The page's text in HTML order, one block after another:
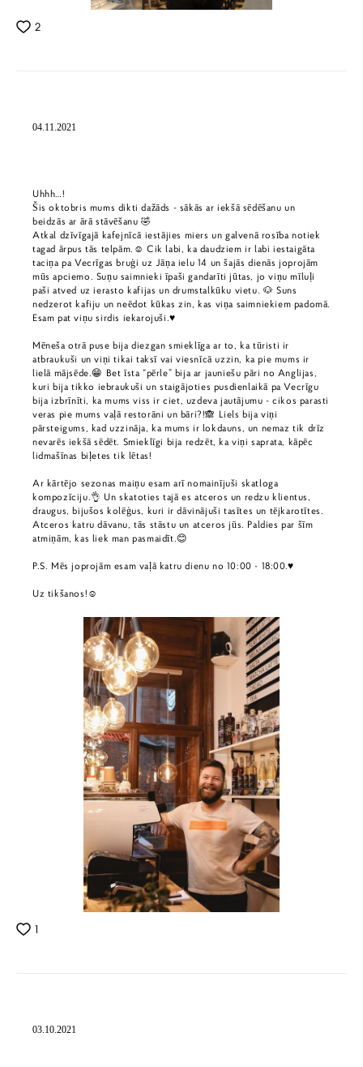
2
04.11.2021
Uhhh…!
Šis oktobris mums dikti dažāds - sākās ar iekšā sēdēšanu un
beidzās ar ārā stāvēšanu 🤣
Atkal dzīvīgajā kafejnīcā iestājies miers un galvenā rosība notiek
tagad ārpus tās telpām.☺️ Cik labi, ka daudziem ir labi iestaigāta
taciņa pa Vecrīgas bruģi uz Jāņa ielu 14 un šajās dienās joprojām
mūs apciemo. Suņu saimnieki īpaši gandarīti jūtas, jo viņu mīluļi
paši atved uz ierasto kafijas un drumstalkūku vietu. 🐶 Suns
nedzerot kafiju un neēdot kūkas zin, kas viņa saimniekiem padomā.
Esam pat viņu sirdis iekarojuši.♥️
Mēneša otrā puse bija diezgan smieklīga ar to, ka tūristi ir
atbraukuši un viņi tikai taksī vai viesnīcā uzzin, ka pie mums ir
lielā mājsēde.😁 Bet īsta “pērle” bija ar jauniešu pāri no Anglijas,
kuri bija tikko iebraukuši un staigājoties pusdienlaikā pa Vecrīgu
bija izbrīnīti, ka mums viss ir ciet, uzdeva jautājumu - cikos parasti
veras pie mums vaļā restorāni un bāri?!🙈 Liels bija viņi
pārsteigums, kad uzzināja, ka mums ir lokdauns, un nemaz tik drīz
nevarēs iekšā sēdēt. Smieklīgi bija redzēt, ka viņi saprata, kāpēc
lidmašīnas biļetes tik lētas!
Ar kārtējo sezonas maiņu esam arī nomainījuši skatloga
kompozīciju.👌 Un skatoties tajā es atceros un redzu klientus,
draugus, bijušos kolēģus, kuri ir dāvinājuši tasītes un tējkarotītes.
Atceros katru dāvanu, tās stāstu un atceros jūs. Paldies par šīm
atmiņām, kas liek man pasmaidīt.😊
P.S. Mēs joprojām esam vaļā katru dienu no 10:00 - 18:00.♥️
Uz tikšanos!☺️
1
03.10.2021